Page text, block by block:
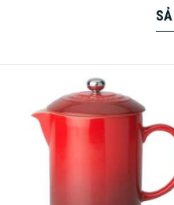
Đĩa súp Dibbern Fine
một cách thoải mái và an
Dining 1005500000
tạo nên không gian ăn
Dining 1005500000 25cm.